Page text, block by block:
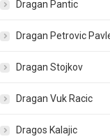
Dragan Pantic
Dragan Petrovic
Dragan Stojkov
Dragan Vuk Racic
Dragos Kalajic